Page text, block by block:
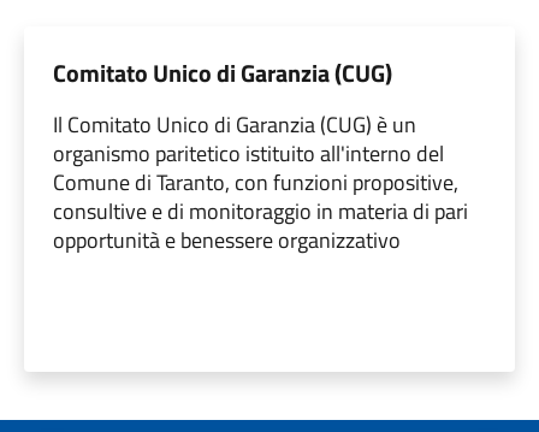
Comitato Unico di Garanzia (CUG)
Il Comitato Unico di Garanzia (CUG) è un
organismo paritetico istituito all'interno del
Comune di Taranto, con funzioni propositive,
consultive e di monitoraggio in materia di pari
opportunità e benessere organizzativo